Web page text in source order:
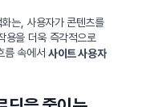
는, 사용자가 콘텐츠를
용을 더욱 즉각적으로
름 속에서 사이트 사용자